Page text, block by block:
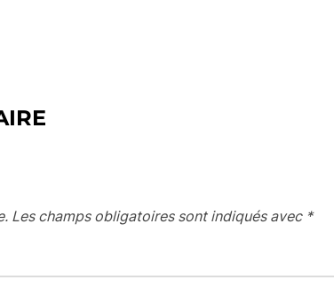
Les champs obligatoires sont indiqués avec *